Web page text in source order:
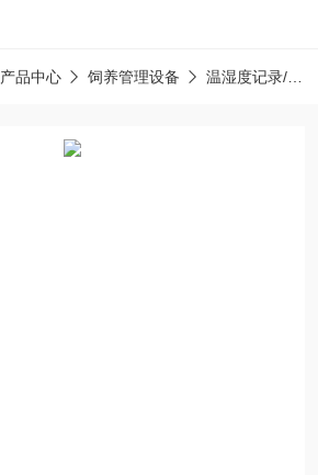
产品中心 饲养管理设备 温湿度记录/控制仪表